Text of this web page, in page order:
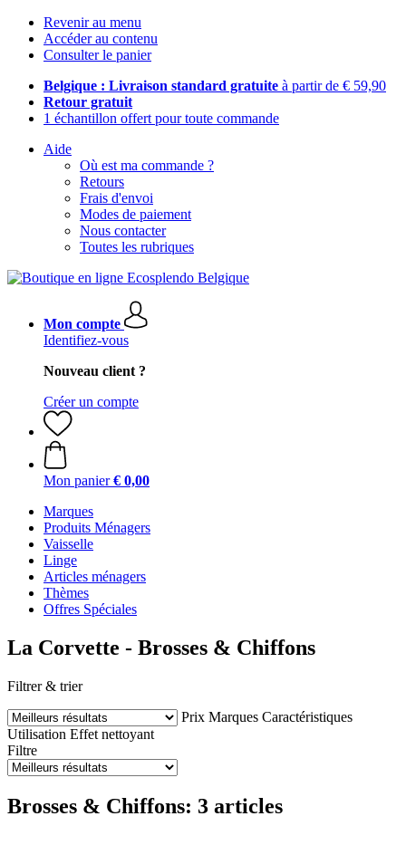
Revenir au menu
Accéder au contenu
Consulter le panier
Belgique : Livraison standard gratuite à partir de € 59,90
Retour gratuit
1 échantillon offert pour toute commande
Aide
Où est ma commande ?
Retours
Frais d'envoi
Modes de paiement
Nous contacter
Toutes les rubriques
Mon compte
Identifiez-vous
Nouveau client ?
Créer un compte
Mon panier € 0,00
Marques
Produits Ménagers
Vaisselle
Linge
Articles ménagers
Thèmes
Offres Spéciales
La Corvette - Brosses & Chiffons
Filtrer & trier
Prix Marques Caractéristiques
Utilisation Effet nettoyant
Filtre
Brosses & Chiffons: 3 articles